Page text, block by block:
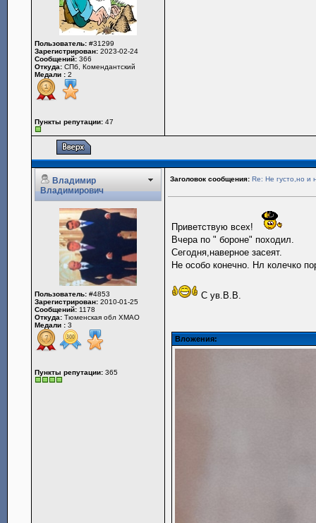
Пользователь: #31299
Зарегистрирован: 2023-02-24
Сообщений: 366
Откуда: СПб, Комендантский
Медали : 2
Пункты репутации: 47
Владимир
Владимирович
Заголовок сообщения: Re: Не густо,но и
Пользователь: #4853
Зарегистрирован: 2010-01-25
Сообщений: 1178
Откуда: Тюменская обл ХМАО
Медали : 3
Пункты репутации: 365
Приветствую всех!
Вчера по " бороне" походил.
Сегодня,наверное засеят.
Не особо конечно. Нл колечко
С ув.В.В.
Вложения: